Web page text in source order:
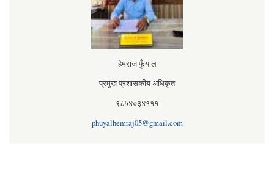
हेमराज फुँयाल
प्रमुख प्रशासकीय अधिकृत
९८५४०३४१११
phuyalhemraj05@gmail.com